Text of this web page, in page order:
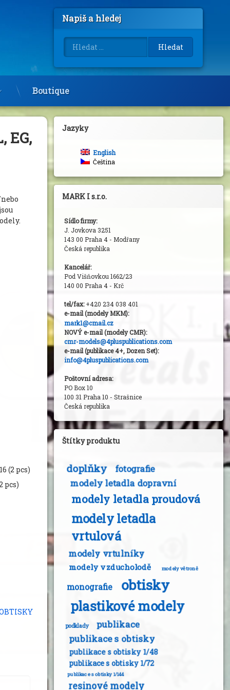
Napiš a hledej
Vyhledávání
Boutique
EG,
(2 pcs)
pcs)
Jazyky
English
Čeština
MARK I s.r.o.
Sídlo firmy:
J. Jovkova 3251
143 00 Praha 4 - Modřany
Česká republika
Kancelář:
Pod Višňovkou 1662/23
140 00 Praha 4 - Krč
tel/fax:+420 234 038 401
e-mail (modely MKM):
mark1@cmail.cz
NOVÝ e-mail (modely CMR):
cmr-models@4pluspublications.com
e-mail (publikace 4+, Dozen Set):
info@4pluspublications.com
Poštovní adresa:
PO Box 10
100 31 Praha 10 - Strašnice
Česká republika
Štítky produktu
doplňky
fotografie
modely letadla dopravní
modely letadla proudová
modely letadla
vrtulová
modely vrtulníky
modely vzducholodě modely větroně
monografie obtisky
plastikové modely
podklady
publikace
publikace s obtisky
publikace s obtisky 1/48
publikace s obtisky 1/72
publikace s obtisky 1/144
resinové modely